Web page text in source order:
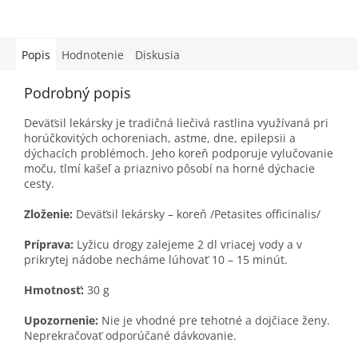
Popis Hodnotenie Diskusia
Podrobný popis
Deväťsil lekársky je tradičná liečivá rastlina využívaná pri
horúčkovitých ochoreniach, astme, dne, epilepsii a
dýchacích problémoch. Jeho koreň podporuje vylučovanie
moču, tlmí kašeľ a priaznivo pôsobí na horné dýchacie
cesty.
Zloženie: Deväťsil lekársky – koreň /Petasites officinalis/
Príprava: Lyžicu drogy zalejeme 2 dl vriacej vody a v
prikrytej nádobe necháme lúhovať 10 – 15 minút.
Hmotnosť: 30 g
Upozornenie: Nie je vhodné pre tehotné a dojčiace ženy.
Neprekračovať odporúčané dávkovanie.